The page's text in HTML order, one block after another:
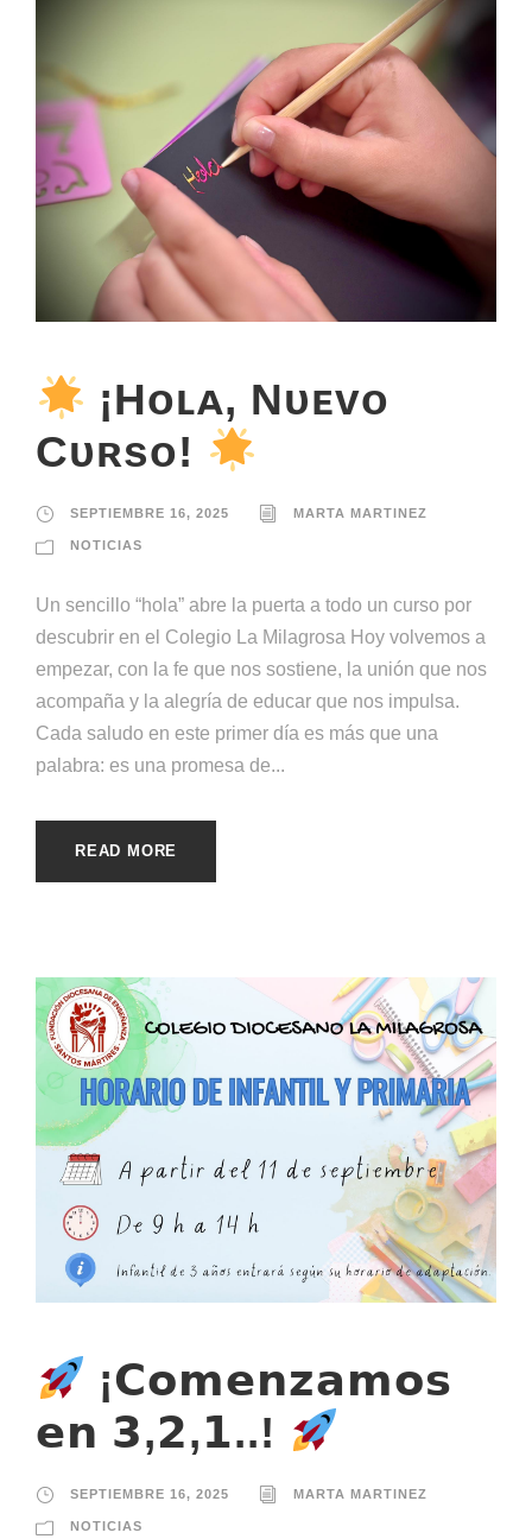
¡Hᴏʟᴀ, Nᴜᴇᴠᴏ
Cᴜʀsᴏ!
SEPTIEMBRE 16, 2025 MARTA MARTINEZ
NOTICIAS
Un sencillo “hola” abre la puerta a todo un curso por
descubrir en el Colegio La Milagrosa Hoy volvemos a
empezar, con la fe que nos sostiene, la unión que nos
acompaña y la alegría de educar que nos impulsa.
Cada saludo en este primer día es más que una
palabra: es una promesa de...
READ MORE
¡𝗖𝗼𝗺𝗲𝗻𝘇𝗮𝗺𝗼𝘀
𝗲𝗻 𝟯,𝟮,𝟭..!
SEPTIEMBRE 16, 2025 MARTA MARTINEZ
NOTICIAS